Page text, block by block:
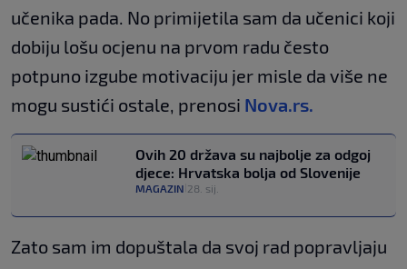
učenika pada. No primijetila sam da učenici koji
dobiju lošu ocjenu na prvom radu često
potpuno izgube motivaciju jer misle da više ne
mogu sustići ostale, prenosi Nova.rs.
Ovih 20 država su najbolje za odgoj
djece: Hrvatska bolja od Slovenije
MAGAZIN 28. sij.
Zato sam im dopuštala da svoj rad popravljaju